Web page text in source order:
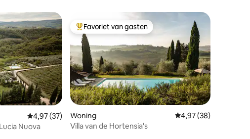
5, 82 recensies
Gemiddelde beoordeling van 4,97 uit 5, 37 recensies
4,97 (37)
Nuova
Topfavoriet van gasten
Favoriet van gasten
Woning Gemiddelde
4,97 (38)
Villa van de Hortensia's